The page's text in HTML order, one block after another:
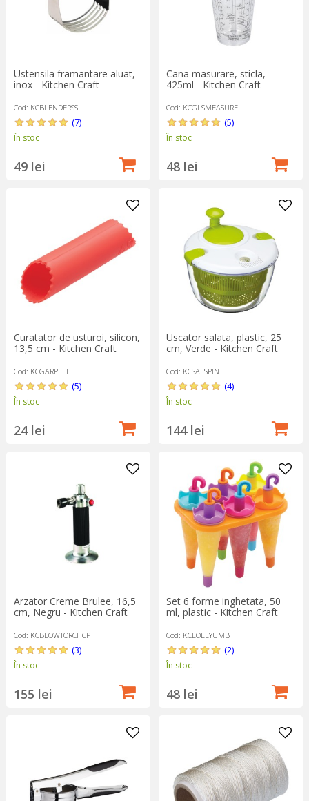
Ustensila framantare aluat,
inox - Kitchen Craft
Cod: KCBLENDERSS
(7)
În stoc
49 lei
Cana masurare, sticla,
425ml - Kitchen Craft
Cod: KCGLSMEASURE
(5)
În stoc
48 lei
Curatator de usturoi, silicon,
13,5 cm - Kitchen Craft
Cod: KCGARPEEL
(5)
În stoc
24 lei
Uscator salata, plastic, 25
cm, Verde - Kitchen Craft
Cod: KCSALSPIN
(4)
În stoc
144 lei
Arzator Creme Brulee, 16,5
cm, Negru - Kitchen Craft
Cod: KCBLOWTORCHCP
(3)
În stoc
155 lei
Set 6 forme inghetata, 50
ml, plastic - Kitchen Craft
Cod: KCLOLLYUMB
(2)
În stoc
48 lei